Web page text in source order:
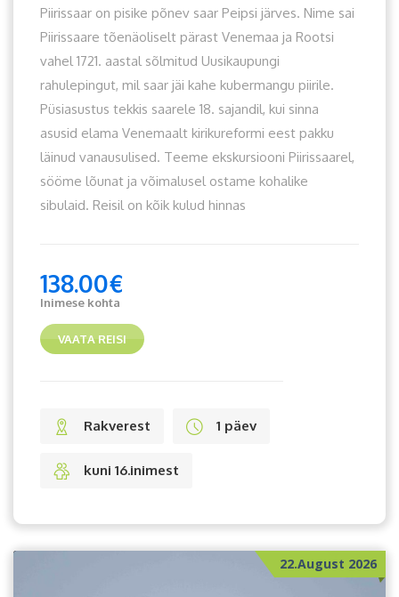
Piirissaar on pisike põnev saar Peipsi järves. Nime sai
Piirissaare tõenäoliselt pärast Venemaa ja Rootsi
vahel 1721. aastal sõlmitud Uusikaupungi
rahulepingut, mil saar jäi kahe kubermangu piirile.
Püsiasustus tekkis saarele 18. sajandil, kui sinna
asusid elama Venemaalt kirikureformi eest pakku
läinud vanausulised. Teeme ekskursiooni Piirissaarel,
sööme lõunat ja võimalusel ostame kohalike
sibulaid. Reisil on kõik kulud hinnas
138.00€
Inimese kohta
VAATA REISI
Rakverest 1 päev
kuni 16.inimest
22.August 2026